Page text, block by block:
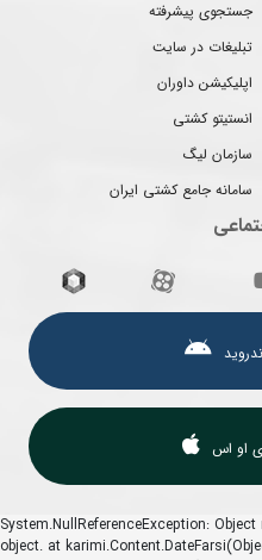
جستجوی پیشرفته
تبلیغات در سایت
اپلیکیشن داوران
انستیتو کشتی
سازمان لیگ
سامانه جامع کشتی ایران
او اس
System.NullReferenceException:
object. at